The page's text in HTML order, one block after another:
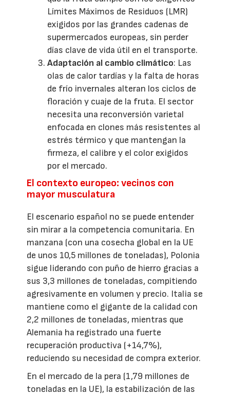
Límites Máximos de Residuos (LMR)
exigidos por las grandes cadenas de
supermercados europeas, sin perder
días clave de vida útil en el transporte.
Adaptación al cambio climático: Las
olas de calor tardías y la falta de horas
de frío invernales alteran los ciclos de
floración y cuaje de la fruta. El sector
necesita una reconversión varietal
enfocada en clones más resistentes al
estrés térmico y que mantengan la
firmeza, el calibre y el color exigidos
por el mercado.
El contexto europeo: vecinos con
mayor musculatura
El escenario español no se puede entender
sin mirar a la competencia comunitaria. En
manzana (con una cosecha global en la UE
de unos 10,5 millones de toneladas), Polonia
sigue liderando con puño de hierro gracias a
sus 3,3 millones de toneladas, compitiendo
agresivamente en volumen y precio. Italia se
mantiene como el gigante de la calidad con
2,2 millones de toneladas, mientras que
Alemania ha registrado una fuerte
recuperación productiva (+14,7%),
reduciendo su necesidad de compra exterior.
En el mercado de la pera (1,79 millones de
toneladas en la UE), la estabilización de las